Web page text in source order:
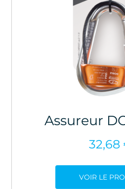
Assureur
32,68
VOIR LE